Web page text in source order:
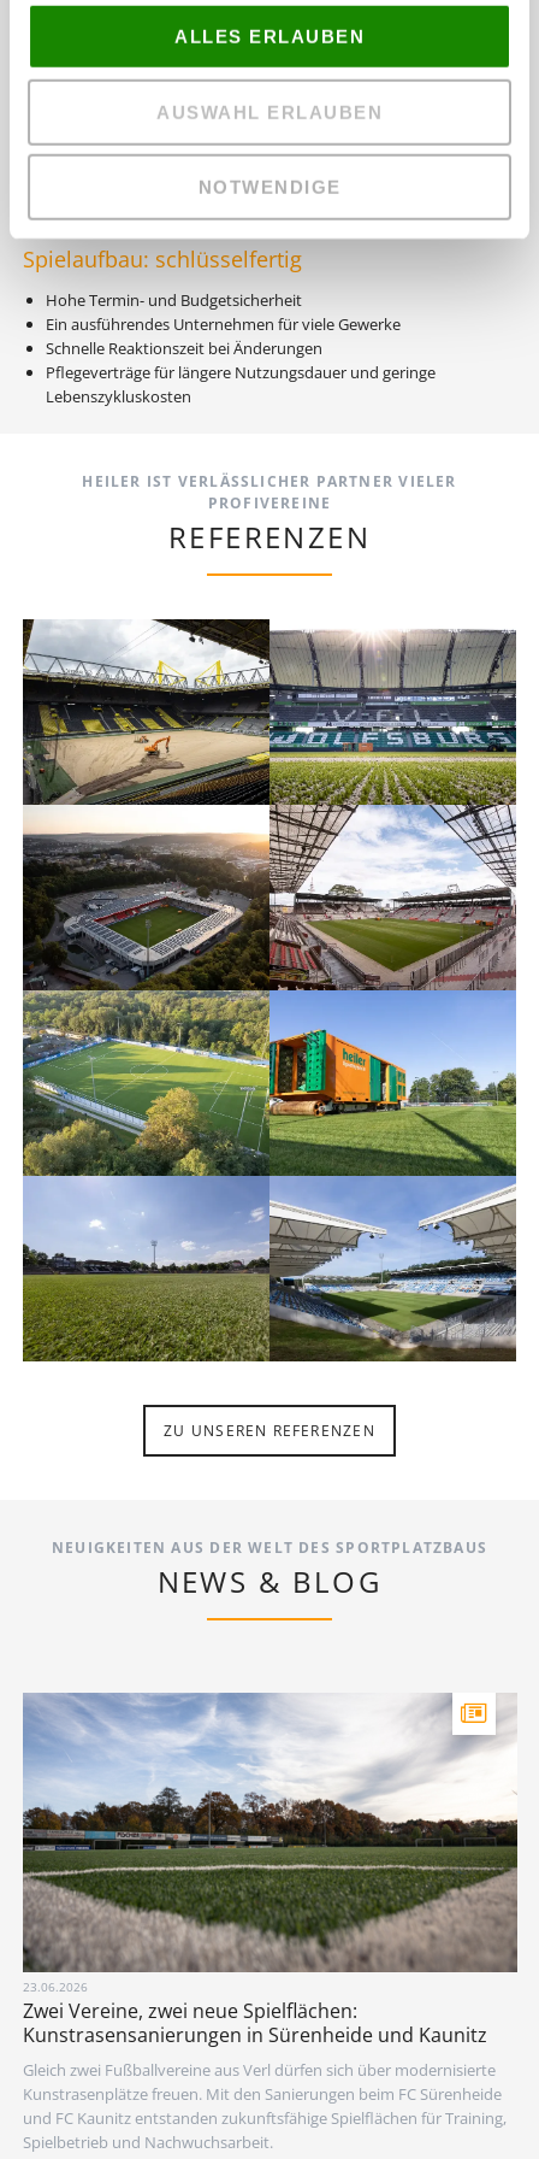
ALLES ERLAUBEN
AUSWAHL ERLAUBEN
NOTWENDIGE
Eigenes Team aus Ingenieuren, Landschaftsgärtnern und
Wir bauen schlüsselfertige Stadioninnenanlagen, Fußballplätze,
professionelle Pflege an. Alle Komponenten, Leistungen und
Maschinen kommen von uns, größtenteils Made in Germany. Davon
Spielaufbau: schlüsselfertig
Hohe Termin- und Budgetsicherheit
Ein ausführendes Unternehmen für viele Gewerke
Schnelle Reaktionszeit bei Änderungen
Pflegeverträge für längere Nutzungsdauer und geringe
Lebenszykluskosten
HEILER IST VERLÄSSLICHER PARTNER VIELER
PROFIVEREINE
REFERENZEN
ZU UNSEREN REFERENZEN
NEUIGKEITEN AUS DER WELT DES SPORTPLATZBAUS
NEWS & BLOG
23.06.2026
Zwei Vereine, zwei neue Spielflächen:
Kunstrasensanierungen in Sürenheide und Kaunitz
Gleich zwei Fußballvereine aus Verl dürfen sich über modernisierte
Kunstrasenplätze freuen. Mit den Sanierungen beim FC Sürenheide
und FC Kaunitz entstanden zukunftsfähige Spielflächen für Training,
Spielbetrieb und Nachwuchsarbeit.